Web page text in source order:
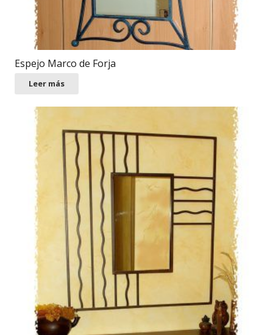
Espejo Marco de Forja
Leer más